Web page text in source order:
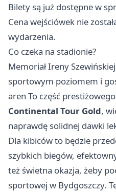
Bilety są już dostępne w
Cena wejściówek nie
wydarzenia.
Co czeka na stadionie?
Memoriał Ireny
sportowym poziomem i
aren To część
Continental Tour Gold,
naprawdę solidnej dawki
Dla kibiców to będzie
szybkich biegów,
też świetna okazja, żeby
sportowej w Bydgoszczy.